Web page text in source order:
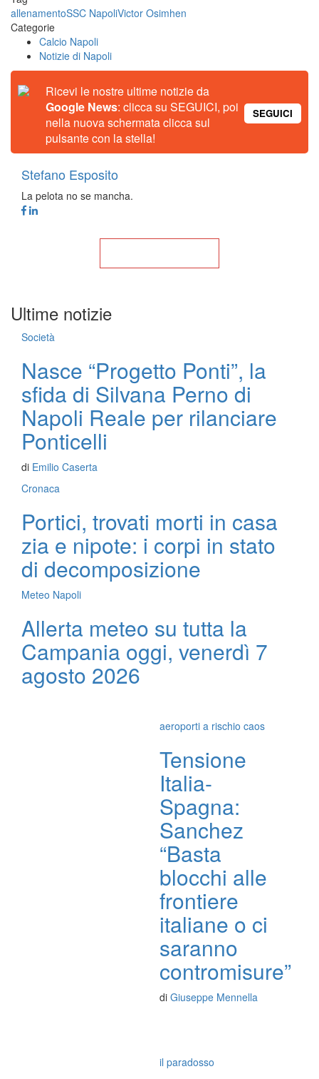
allenamentoSSC NapoliVictor Osimhen
Categorie
Calcio Napoli
Notizie di Napoli
Ricevi le nostre ultime notizie da
Google News: clicca su SEGUICI, poi
nella nuova schermata clicca sul
pulsante con la stella!
SEGUICI
Stefano Esposito
La pelota no se mancha.
Ultime notizie
Società
Nasce “Progetto Ponti”, la
sfida di Silvana Perno di
Napoli Reale per rilanciare
Ponticelli
di Emilio Caserta
Cronaca
Portici, trovati morti in casa
zia e nipote: i corpi in stato
di decomposizione
Meteo Napoli
Allerta meteo su tutta la
Campania oggi, venerdì 7
agosto 2026
aeroporti a rischio caos
Tensione
Italia-
Spagna:
Sanchez
“Basta
blocchi alle
frontiere
italiane o ci
saranno
contromisure”
di Giuseppe Mennella
il paradosso